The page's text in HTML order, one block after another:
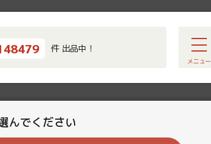
件 出品中！
メニュー
んでください